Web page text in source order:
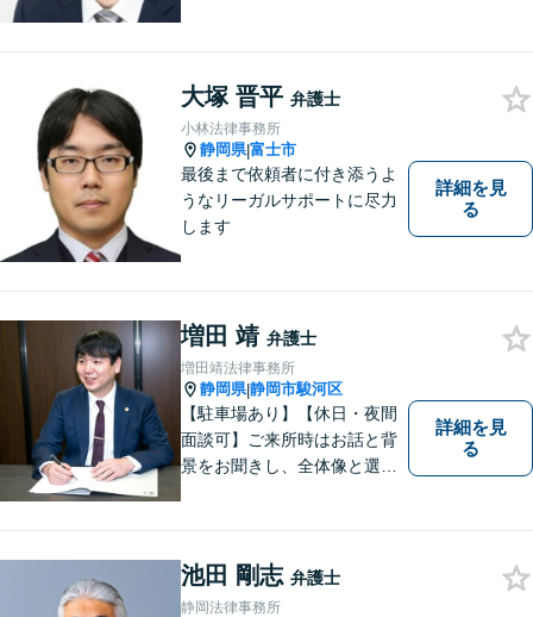
すべてお任せください／「交
通事故」損害賠償額を増額！
【夜間休日対応】【電話相
談】
大塚 晋平 弁護士
小林法律事務所
静岡県|富士市
最後まで依頼者に付き添うよ
うなリーガルサポートに尽力
します
詳細を見
る
増田 靖 弁護士
増田靖法律事務所
静岡県|静岡市駿河区
【駐車場あり】【休日・夜間
面談可】ご来所時はお話と背
景をお聞きし、全体像と選択
ください。
詳細を見
る
池田 剛志 弁護士
静岡法律事務所